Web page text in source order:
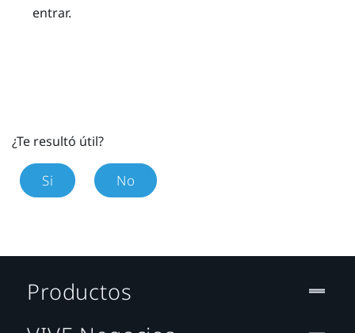
entrar.
¿Te resultó útil?
Si No
Productos